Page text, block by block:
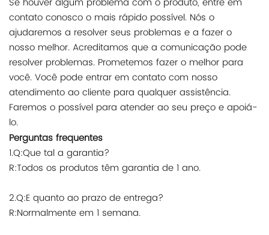
contato conosco o mais rápido possível. Nós o
ajudaremos a resolver seus problemas e a fazer o
nosso melhor. Acreditamos que a comunicação pode
resolver problemas. Prometemos fazer o melhor para
você. Você pode entrar em contato com nosso
atendimento ao cliente para qualquer assistência.
Faremos o possível para atender ao seu preço e apoiá-
lo.
Perguntas frequentes
1.Q:Que tal a garantia?
R:Todos os produtos têm garantia de 1 ano.
2.Q:E quanto ao prazo de entrega?
R:Normalmente em 1 semana.